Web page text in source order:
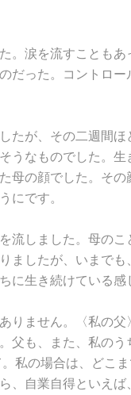
。涙を流すこともあ
だった。コントロー
たが、その二週間ほ
うなものでした。生
母の顔でした。その
にです。
流しました。母のこ
ましたが、いまでも
に生き続けている感
りません。〈私の父
父も、また、私のう
私の場合は、どこ
自業自得といえば